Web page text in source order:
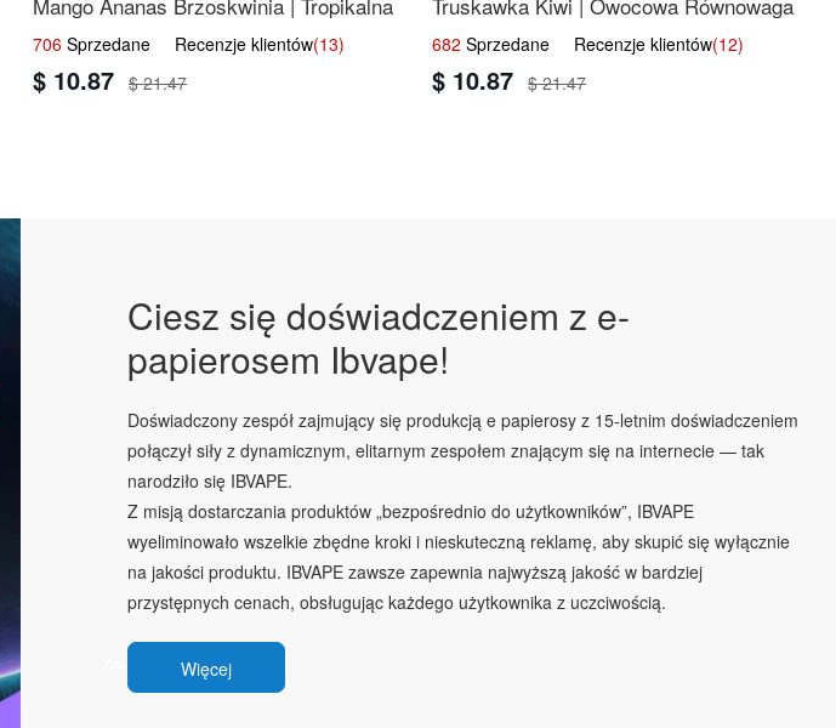
Mieszanka
706Sprzedane Recenzje klientów(13)
$ 10.87 $ 21.47
682 Sprzedane Recenzje klientów(12)
$ 10.87 $ 21.47
Ciesz się doświadczeniem z e-
papierosem Ibvape!
Doświadczony zespół zajmujący się produkcją e papierosy z 15-letnim doświadczeniem
połączył siły z dynamicznym, elitarnym zespołem znającym się na internecie — tak
narodziło się IBVAPE.
Z misją dostarczania produktów „bezpośrednio do użytkowników”, IBVAPE
wyeliminowało wszelkie zbędne kroki i nieskuteczną reklamę, aby skupić się wyłącznie
na jakości produktu. IBVAPE zawsze zapewnia najwyższą jakość w bardziej
przystępnych cenach, obsługując każdego użytkownika z uczciwością.
Więcej